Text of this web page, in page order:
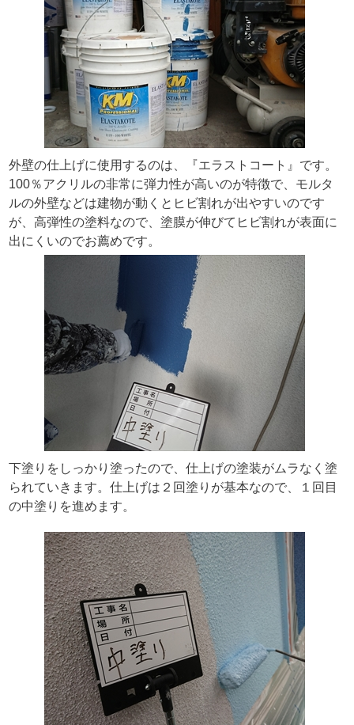
外壁の仕上げに使用するのは、『エラストコート』です。
100％アクリルの非常に弾力性が高いのが特徴で、モルタ
ルの外壁などは建物が動くとヒビ割れが出やすいのです
が、高弾性の塗料なので、塗膜が伸びてヒビ割れが表面に
出にくいのでお薦めです。
下塗りをしっかり塗ったので、仕上げの塗装がムラなく塗
られていきます。仕上げは２回塗りが基本なので、１回目
の中塗りを進めます。